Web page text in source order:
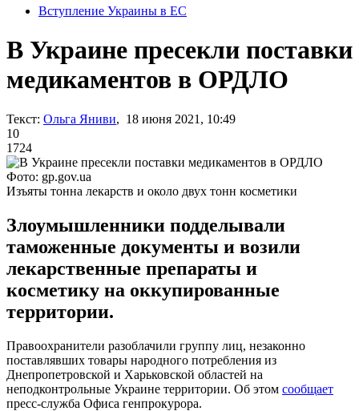
Вступление Украины в ЕС
В Украине пресекли поставки
медикаментов в ОРДЛО
Текст: Ольга Яниви, 18 июня 2021, 10:49
10
1724
Фото: gp.gov.ua
Изъяты тонна лекарств и около двух тонн косметики
Злоумышленники подделывали
таможенные документы и возили
лекарственные препараты и
косметику на оккупированные
территории.
Правоохранители разоблачили группу лиц, незаконно
поставлявших товары народного потребления из
Днепропетровской и Харьковской областей на
неподконтрольные Украине территории. Об этом сообщает
пресс-служба Офиса генпрокурора.